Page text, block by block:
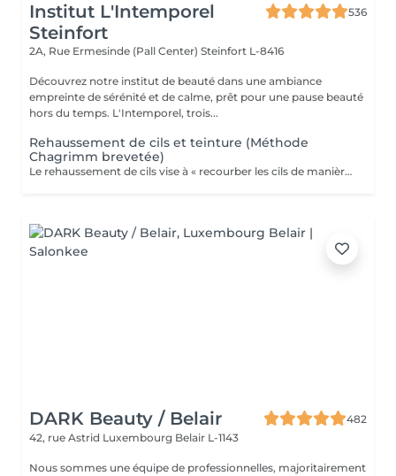
Institut L'Intemporel
Steinfort
536
2A, Rue Ermesinde (Pall Center) Steinfort L-8416
Découvrez notre institut de beauté dans une ambiance
empreinte de sérénité et de calme, prêt pour une pause beauté
hors du temps. L'Intemporel, trois...
Rehaussement de cils et teinture (Méthode
Chagrimm brevetée)
Le rehaussement de cils vise à « recourber les cils de manière naturelle afin de les galber et leur donner un effet mascara ». Et ce, sans même utiliser votre maquillage. Cela permet d'embellir et d'ouvrir le regard tout en lui donnant de la douceur, et ce, pour une durée moyenne de six semaines. Ultra-pratique pour une routine make-up allégée et un regard perçant dès le réveil. Ne remplacera jamais l'effet mascara. SVP pour éviter toute réaction ne pas venir avec des lentilles de contact ou prévoir le nécessaire pour les retirer avant la prestation et attendre minimum 3 mois entre deux rehaussements !
DARK Beauty / Belair
482
42, rue Astrid Luxembourg Belair L-1143
Nous sommes une équipe de professionnelles, majoritairement